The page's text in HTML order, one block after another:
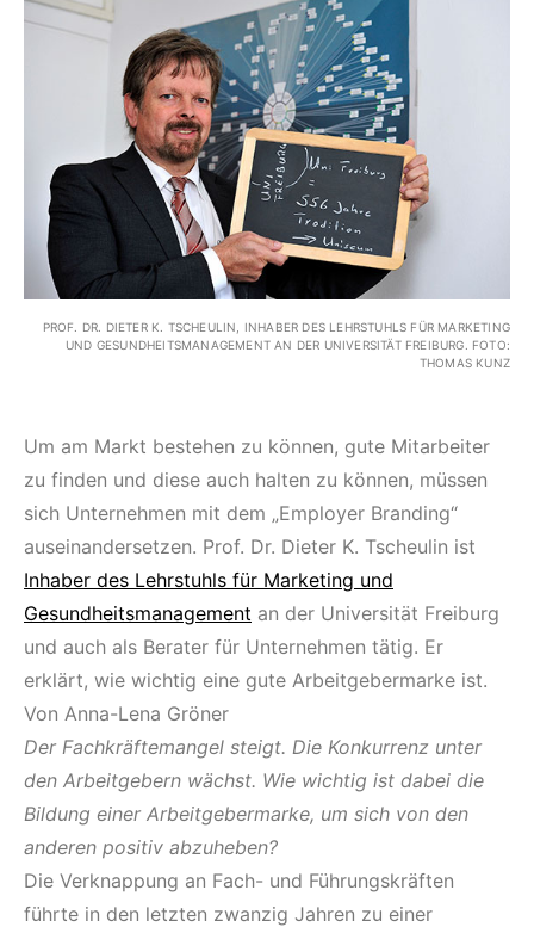
PROF. DR. DIETER K. TSCHEULIN, INHABER DES LEHRSTUHLS FÜR MARKETING
UND GESUNDHEITSMANAGEMENT AN DER UNIVERSITÄT FREIBURG. FOTO:
THOMAS KUNZ
Um am Markt bestehen zu können, gute Mitarbeiter
zu finden und diese auch halten zu können, müssen
sich Unternehmen mit dem „Employer Branding“
auseinandersetzen. Prof. Dr. Dieter K. Tscheulin ist
Inhaber des Lehrstuhls für Marketing und
Gesundheitsmanagement an der Universität Freiburg
und auch als Berater für Unternehmen tätig. Er
erklärt, wie wichtig eine gute Arbeitgebermarke ist.
Von Anna-Lena Gröner
Der Fachkräftemangel steigt. Die Konkurrenz unter
den Arbeitgebern wächst. Wie wichtig ist dabei die
Bildung einer Arbeitgebermarke, um sich von den
anderen positiv abzuheben?
Die Verknappung an Fach- und Führungskräften
führte in den letzten zwanzig Jahren zu einer